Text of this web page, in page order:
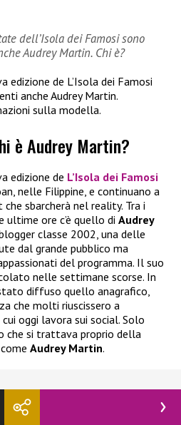
dell’Isola dei Famosi sono
Audrey Martin. Chi è?
edizione de L’Isola dei Famosi
anche Audrey Martin.
sulla modella.
è Audrey Martin?
edizione de L’Isola dei Famosi
nelle Filippine, e continuano a
sbarcherà nel reality. Tra i
ultime ore c’è quello di Audrey
classe 2002, una delle
dal grande pubblico ma
del programma. Il suo
nelle settimane scorse. In
diffuso quello anagrafico,
che molti riuscissero a
oggi lavora sui social. Solo
che si trattava proprio della
Audrey Martin.